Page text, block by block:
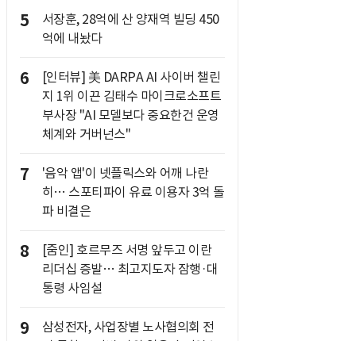
5
서장훈, 28억에 산 양재역 빌딩 450
억에 내놨다
6
[인터뷰] 美 DARPA AI 사이버 챌린
지 1위 이끈 김태수 마이크로소프트
부사장 "AI 모델보다 중요한건 운영
체계와 거버넌스"
7
'음악 앱'이 넷플릭스와 어깨 나란
히… 스포티파이 유료 이용자 3억 돌
파 비결은
8
[줌인] 호르무즈 서명 앞두고 이란
리더십 증발… 최고지도자 잠행·대
통령 사임설
9
삼성전자, 사업장별 노사협의회 전